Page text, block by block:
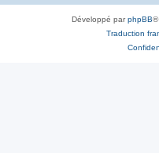
Développé parphpBB®
Traduction